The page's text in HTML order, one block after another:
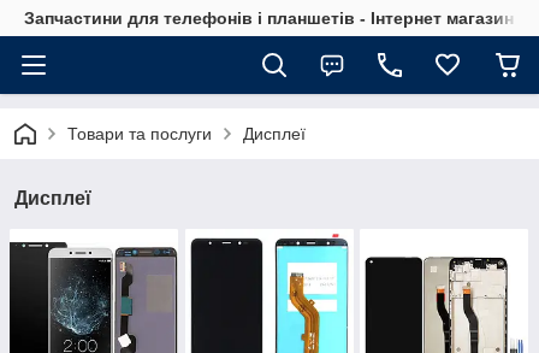
Запчастини для телефонів і планшетів - Інтернет магазин
Товари та послуги Дисплеї
Дисплеї